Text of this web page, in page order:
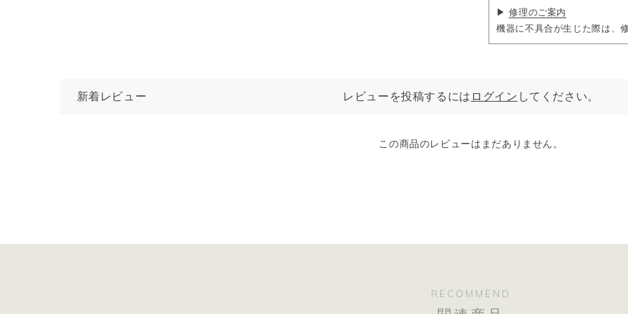
▶修理のご案内
機器に不具合が生じた際は、
新着レビュー レビューを投稿するには ログイン してください。
この商品のレビューはまだありません。
RECOMMEND